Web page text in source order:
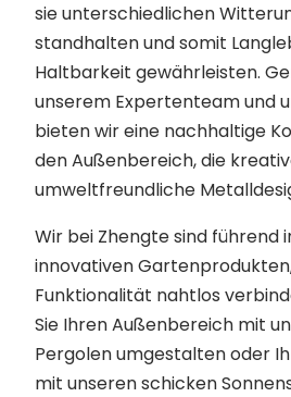
sie unterschiedlichen
standhalten und somit
Haltbarkeit gewährleisten.
unserem Expertenteam und
bieten wir eine nachhaltige
den Außenbereich, die
umweltfreundliche
Wir bei Zhengte sind führend
innovativen
Funktionalität nahtlos
Sie Ihren Außenbereich mit
Pergolen umgestalten oder
mit unseren schicken